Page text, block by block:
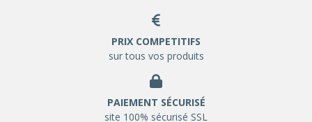
PRIX COMPETITIFS
sur tous vos produits
PAIEMENT SÉCURISÉ
site 100% sécurisé SSL